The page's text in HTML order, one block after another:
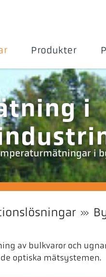
Produkter
i
i
av bulkvaror och
optiska mätsystemen.